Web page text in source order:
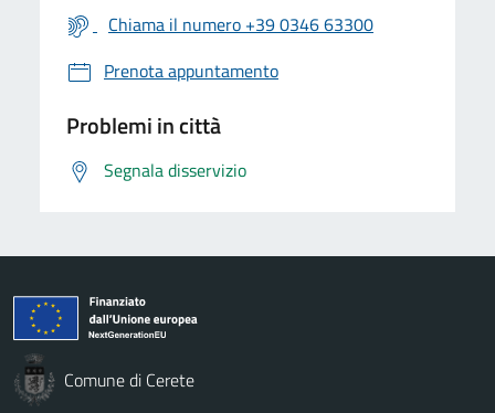
Chiama il numero +39 0346 63300
Prenota appuntamento
Problemi in città
Segnala disservizio
Comune di Cerete